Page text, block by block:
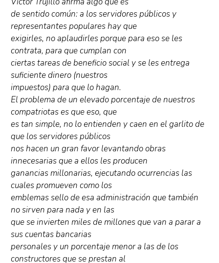
de sentido común: a los servidores públicos y
representantes populares hay que
exigirles, no aplaudirles porque para eso se les
contrata, para que cumplan con
ciertas tareas de beneficio social y se les entrega
suficiente dinero (nuestros
impuestos) para que lo hagan.
El problema de un elevado porcentaje de nuestros
compatriotas es que eso, que
es tan simple, no lo entienden y caen en el garlito de
que los servidores públicos
nos hacen un gran favor levantando obras
innecesarias que a ellos les producen
ganancias millonarias, ejecutando ocurrencias las
cuales promueven como los
emblemas sello de esa administración que también
no sirven para nada y en las
que se invierten miles de millones que van a parar a
sus cuentas bancarias
personales y un porcentaje menor a las de los
constructores que se prestan al